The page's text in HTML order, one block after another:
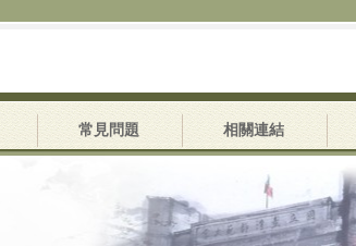
常見問題 相關連結